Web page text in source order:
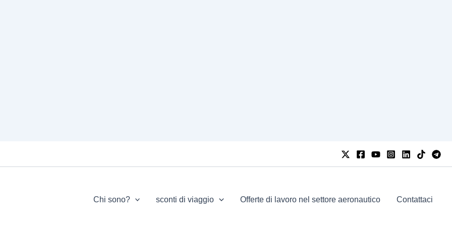
Chi sono? sconti di viaggio Offerte di lavoro nel settore aeronautico Contattaci